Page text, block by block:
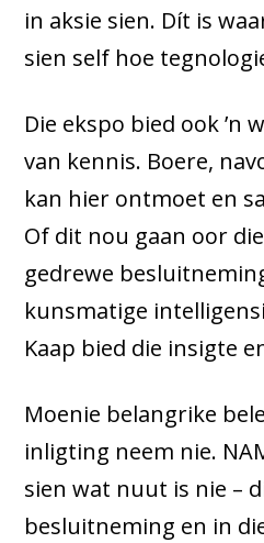
in aksie sien. Dít is
sien self hoe
Die ekspo bied ook
van kennis. Boere,
kan hier ontmoet en
Of dit nou gaan oor
gedrewe
kunsmatige
Kaap bied die insigte
Moenie belangrike
inligting neem nie.
sien wat nuut is nie –
besluitneming en in